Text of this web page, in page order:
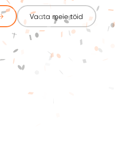
Vaata meie töid